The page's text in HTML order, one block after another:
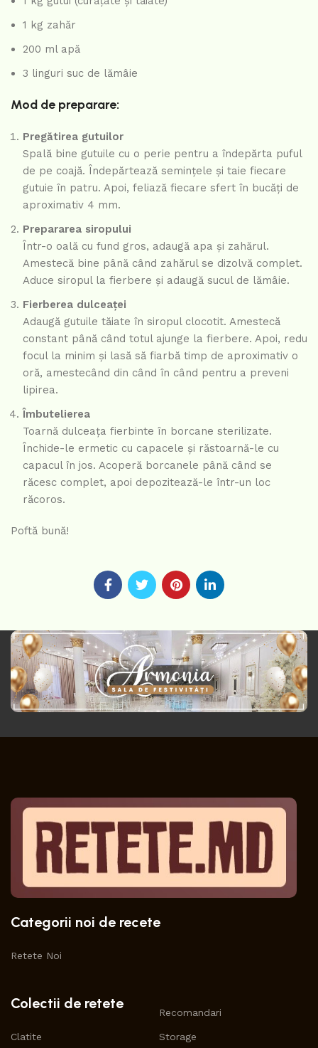
1 kg zahăr
200 ml apă
3 linguri suc de lămâie
Mod de preparare:
Pregătirea gutuilor
Spală bine gutuile cu o perie pentru a îndepărta puful
de pe coajă. Îndepărtează semințele și taie fiecare
gutuie în patru. Apoi, feliază fiecare sfert în bucăți de
aproximativ 4 mm.
Prepararea siropului
Într-o oală cu fund gros, adaugă apa și zahărul.
Amestecă bine până când zahărul se dizolvă complet.
Aduce siropul la fierbere și adaugă sucul de lămâie.
Fierberea dulceaței
Adaugă gutuile tăiate în siropul clocotit. Amestecă
constant până când totul ajunge la fierbere. Apoi, redu
focul la minim și lasă să fiarbă timp de aproximativ o
oră, amestecând din când în când pentru a preveni
lipirea.
Îmbutelierea
Toarnă dulceața fierbinte în borcane sterilizate.
Închide-le ermetic cu capacele și răstoarnă-le cu
capacul în jos. Acoperă borcanele până când se
răcesc complet, apoi depozitează-le într-un loc
răcoros.
Poftă bună!
Categorii noi de recete
Retete Noi
Colectii de retete
Clatite
Recomandari
Storage